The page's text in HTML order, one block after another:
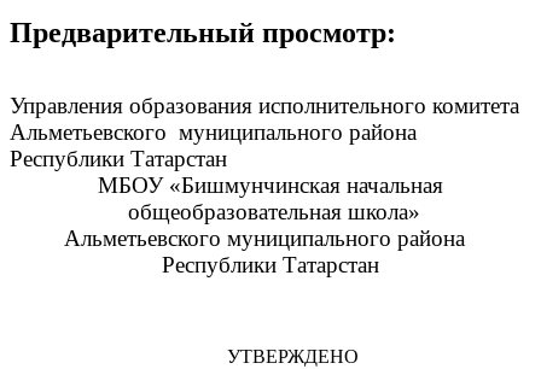
Предварительный просмотр:
Управления образования исполнительного комитета
Альметьевского муниципального района
Республики Татарстан
МБОУ «Бишмунчинская начальная
общеобразовательная школа»
Альметьевского муниципального района
Республики Татарстан
УТВЕРЖДЕНО